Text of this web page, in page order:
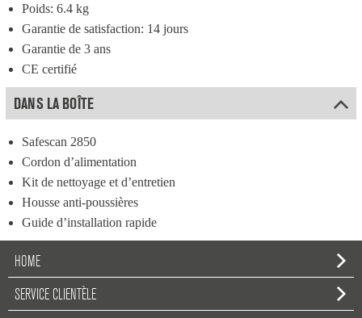
Poids: 6.4 kg
Garantie de satisfaction: 14 jours
Garantie de 3 ans
CE certifié
DANS LA BOÎTE
Safescan 2850
Cordon d’alimentation
Kit de nettoyage et d’entretien
Housse anti-poussières
Guide d’installation rapide
HOME
SERVICE CLIENTÈLE